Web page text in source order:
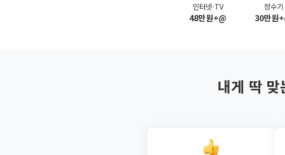
인터넷·TV
48만원+@
정수기
30만원
내게 딱